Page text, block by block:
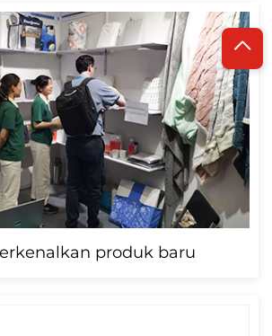
produk baru